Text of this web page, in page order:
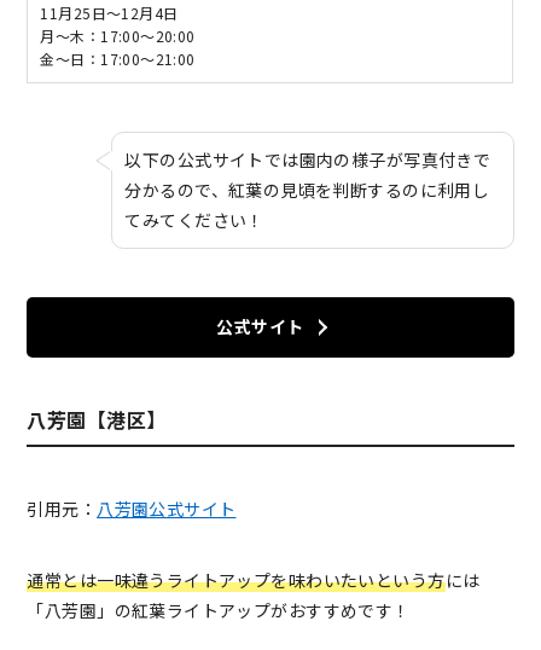
11月25日～12月4日
月～木：17:00～20:00
金～日：17:00～21:00
以下の公式サイトでは園内の様子が写真付きで
分かるので、紅葉の見頃を判断するのに利用し
てみてください！
公式サイト
八芳園【港区】
引用元： 八芳園公式サイト
通常とは一味違うライトアップを味わいたいという方には
「八芳園」の紅葉ライトアップがおすすめです！